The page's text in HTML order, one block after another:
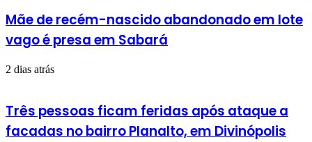
Mãe de recém-nascido abandonado em lote
vago é presa em Sabará
2 dias atrás
Três pessoas ficam feridas após ataque a
facadas no bairro Planalto, em Divinópolis